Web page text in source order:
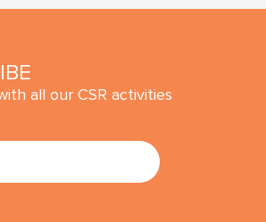
all our CSR activities
SUBMIT